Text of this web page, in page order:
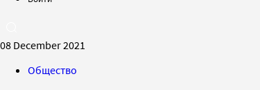
08 December 2021
Общество